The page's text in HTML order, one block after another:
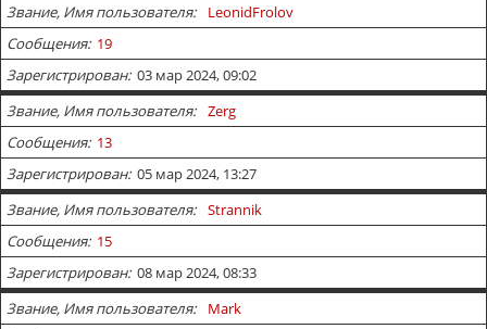
Звание, Имя пользователя
LeonidFrolov
Сообщения 19
Зарегистрирован 03 мар 2024, 09:02
Звание, Имя пользователя
Zerg
Сообщения 13
Зарегистрирован 05 мар 2024, 13:27
Звание, Имя пользователя
Strannik
Сообщения 15
Зарегистрирован 08 мар 2024, 08:33
Звание, Имя пользователя
Mark